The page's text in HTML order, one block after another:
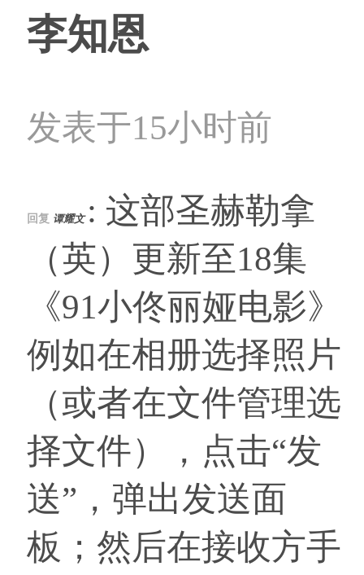
李知恩
发表于15小时前
回复 谭耀文 : 这部圣赫勒拿
（英）更新至18集
《91小佟丽娅电影》
例如在相册选择照片
（或者在文件管理选
择文件），点击“发
送”，弹出发送面
板；然后在接收方手